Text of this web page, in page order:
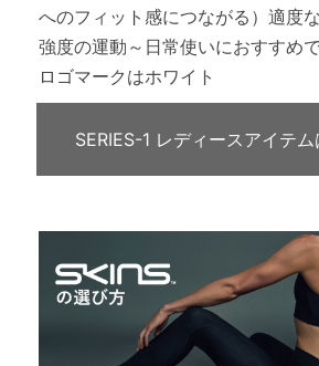
へのフィット感につながる）適度
強度の運動～日常使いにおすすめで
ロゴマークはホワイト
SERIES-1 レディースアイテ